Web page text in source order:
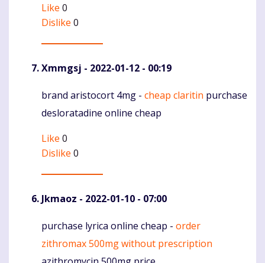
Like 0
Dislike 0
Xmmgsj - 2022-01-12 - 00:19
Komentaras
brand aristocort 4mg - cheap claritin purchase
desloratadine online cheap
Like 0
Dislike 0
Jkmaoz - 2022-01-10 - 07:00
Komentaras
purchase lyrica online cheap - order
zithromax 500mg without prescription